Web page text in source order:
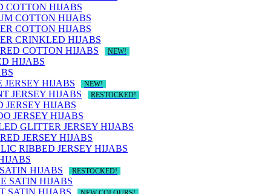
COTTON HIJABS
COTTON HIJABS
COTTON HIJABS
CRINKLED HIJABS
COTTON HIJABS
NEW!
HIJABS
JERSEY HIJABS
NEW!
JERSEY HIJABS RESTOCKED!
JERSEY HIJABS
JERSEY HIJABS
GLITTER JERSEY HIJABS
JERSEY HIJABS
RIBBED JERSEY HIJABS
HIJABS
RESTOCKED!
SATIN HIJABS
SATIN HIJABS